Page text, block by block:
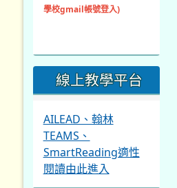
學校gmail帳號登入)
線上教學平台
AILEAD、翰林
TEAMS、
SmartReading適性
閱讀由此進入